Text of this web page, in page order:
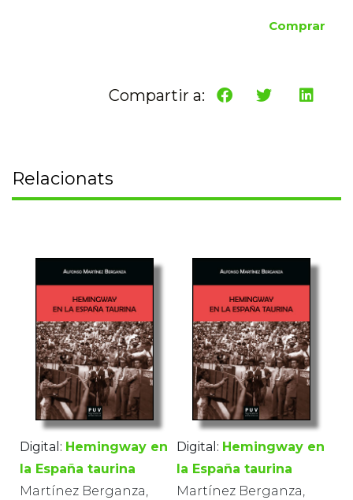
Comprar
Compartir a:
Relacionats
Digital: Hemingway en
la España taurina
Martínez Berganza,
Digital: Hemingway en
la España taurina
Martínez Berganza,